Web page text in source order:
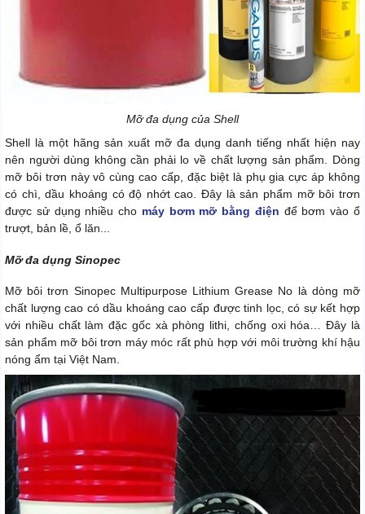
Mỡ đa dụng của Shell
Shell là một hãng sản xuất mỡ đa dụng danh tiếng nhất hiện nay
nên người dùng không cần phải lo về chất lượng sản phẩm. Dòng
mỡ bôi trơn này vô cùng cao cấp, đặc biệt là phụ gia cực áp không
có chì, dầu khoáng có độ nhớt cao. Đây là sản phẩm mỡ bôi trơn
được sử dụng nhiều cho máy bơm mỡ bằng điện để bơm vào ổ
trượt, bản lề, ổ lăn...
Mỡ đa dụng Sinopec
Mỡ bôi trơn Sinopec Multipurpose Lithium Grease No là dòng mỡ
chất lượng cao có dầu khoáng cao cấp được tinh lọc, có sự kết hợp
với nhiều chất làm đặc gốc xà phòng lithi, chống oxi hóa… Đây là
sản phẩm mỡ bôi trơn máy móc rất phù hợp với môi trường khí hậu
nóng ẩm tại Việt Nam.